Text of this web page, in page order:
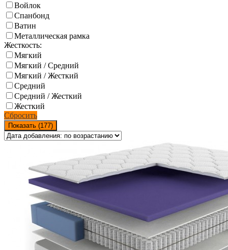
Войлок
Спанбонд
Ватин
Металлическая рамка
Жесткость:
Мягкий
Мягкий / Средний
Мягкий / Жесткий
Средний
Средний / Жесткий
Жесткий
Сбросить
Показать (177)